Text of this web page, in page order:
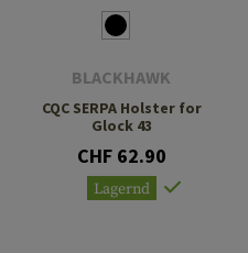
BLACKHAWK
CQC SERPA Holster for
Glock 43
CHF 62.90
Lagernd